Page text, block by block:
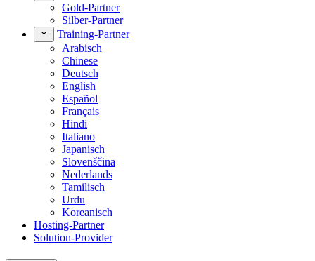
Gold-Partner
Silber-Partner
Training-Partner
Arabisch
Chinese
Deutsch
English
Español
Français
Hindi
Italiano
Japanisch
Slovenščina
Nederlands
Tamilisch
Urdu
Koreanisch
Hosting-Partner
Solution-Provider